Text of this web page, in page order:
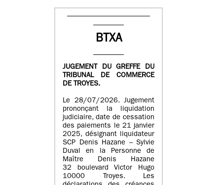
BTXA
JUGEMENT DU GREFFE DU
TRIBUNAL DE COMMERCE
DE TROYES.
Le 28/07/2026. Jugement
prononçant la liquidation
judiciaire, date de cessation
des paiements le 21 janvier
2025, désignant liquidateur
SCP Denis Hazane – Sylvie
Duval en la Personne de
Maître Denis Hazane
32 boulevard Victor Hugo
10000 Troyes. Les